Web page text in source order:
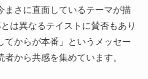
まさに直面しているテーマが描
は異なるテイストに賛否もあり
てからが本番」というメッセー
者から共感を集めています。